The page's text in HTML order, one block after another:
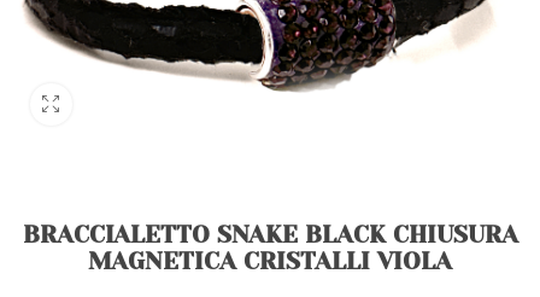
BRACCIALETTO SNAKE BLACK CHIUSURA
MAGNETICA CRISTALLI VIOLA